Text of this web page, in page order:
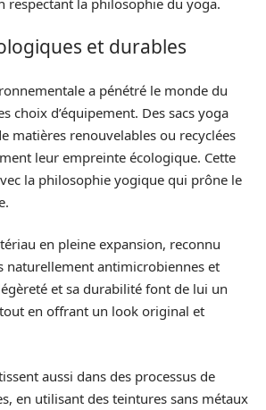
et durables
a pénétré le monde du
choix d’équipement. Des sacs yoga
matières renouvelables ou recyclées
leur empreinte écologique. Cette
la philosophie yogique qui prône le
en pleine expansion, reconnu
naturellement antimicrobiennes et
et sa durabilité font de lui un
en offrant un look original et
aussi dans des processus de
en utilisant des teintures sans métaux